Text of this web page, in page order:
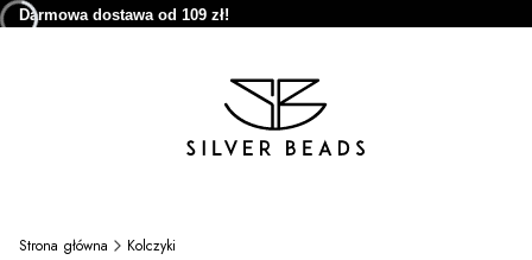
Darmowa dostawa od 109 zł!
Strona główna Kolczyki